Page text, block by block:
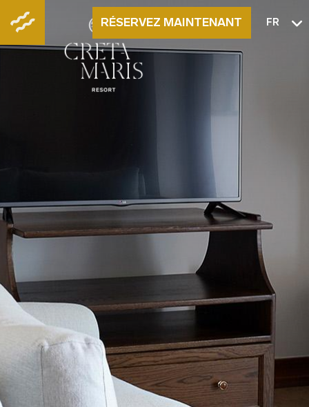
RÉSERVEZ MAINTENANT FR